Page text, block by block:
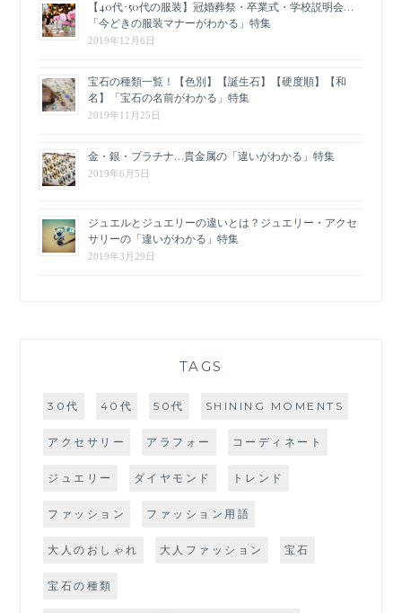
【40代･50代の服装】冠婚葬祭・卒業式・学校説明会…
「今どきの服装マナーがわかる」特集
2019年12月6日
宝石の種類一覧！【色別】【誕生石】【硬度順】【和
名】「宝石の名前がわかる」特集
2019年11月25日
金・銀・プラチナ…貴金属の「違いがわかる」特集
2019年6月5日
ジュエルとジュエリーの違いとは？ジュエリー・アクセ
サリーの「違いがわかる」特集
2019年3月29日
TAGS
30代 40代 50代 SHINING MOMENTS
アクセサリー アラフォー コーディネート
ジュエリー ダイヤモンド トレンド
ファッション ファッション用語
大人のおしゃれ 大人ファッション 宝石
宝石の種類